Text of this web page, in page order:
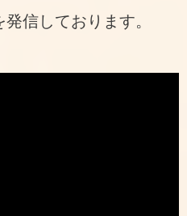
信しております。